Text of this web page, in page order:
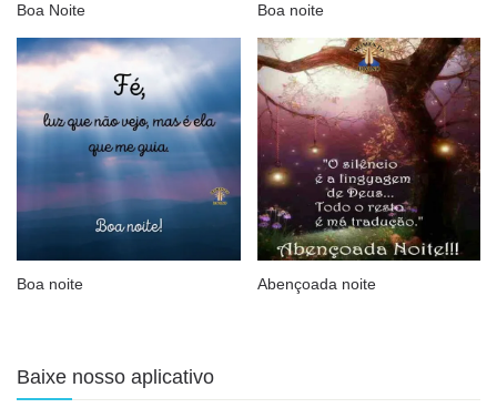
Boa Noite Boa noite
Boa noite Abençoada noite
Baixe nosso aplicativo